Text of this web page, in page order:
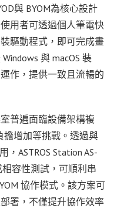
與 BYOM為核心設計
用者可透過個人筆電快
驅動程式，即可完成畫
與 macOS 裝
作，提供一致且流暢的
普遍面臨設備架構複
擔增加等挑戰。透過與
ASTROS Station AS-
相容性測試，可順利串
協作模式。該方案可
署，不僅提升協作效率